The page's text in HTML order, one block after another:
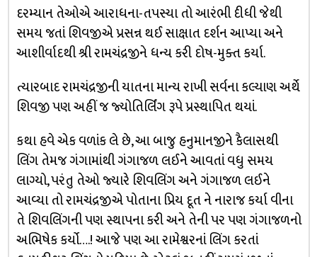
દરમ્યાન તેઓએ આરાધના-તપસ્યા તો આરંભી દીધી જેથી
સમય જતાં શિવજીએ પ્રસન્ન થઈ સાક્ષાત દર્શન આપ્યા અને
આશીર્વાદથી શ્રી રામચંદ્રજીને ધન્ય કરી દોષ-મુક્ત કર્યા.
ત્યારબાદ રામચંદ્રજીની યાતના માન્ય રાખી સર્વના કલ્યાણ અર્થે
શિવજી પણ અહીં જ જ્યોતિર્લિંગ રૂપે પ્રસ્થાપિત થયાં.
કથા હવે એક વળાંક લે છે, આ બાજુ હનુમાનજીને કૈલાસથી
લિંગ તેમજ ગંગામાંથી ગંગાજળ લઈને આવતાં વધુ સમય
લાગ્યો, પરંતુ તેઓ જ્યારે શિવલિંગ અને ગંગાજળ લઈને
આવ્યા તો રામચંદ્રજીએ પોતાના પ્રિય દૂત ને નારાજ કર્યા વીના
તે શિવલિંગની પણ સ્થાપના કરી અને તેની પર પણ ગંગાજળનો
અભિષેક કર્યો….! આજે પણ આ રામેશ્વરનાં લિંગ કરતાં